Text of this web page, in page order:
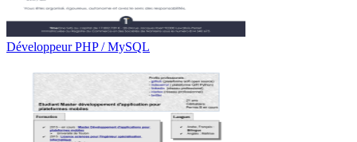
Développeur PHP / MySQL